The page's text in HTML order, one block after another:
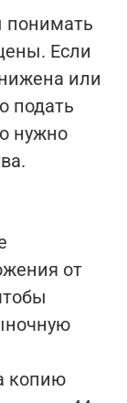
Если
или
подать
нужно
от
копию